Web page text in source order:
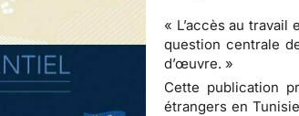
« L’accès au
question centrale
d’œuvre. »
Cette publication
étrangers en